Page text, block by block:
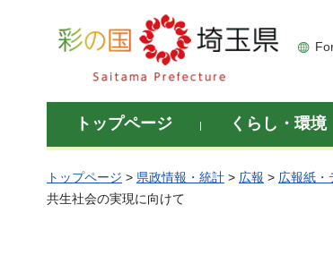
彩の国 埼玉県
トップページ くらし・環境
トップページ > 県政情報・統計 > 広報 > 広報紙・
共生社会の実現に向けて